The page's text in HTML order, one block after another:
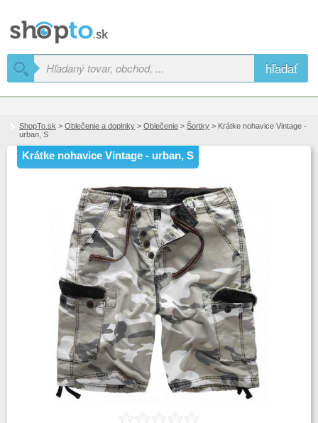
hľadať
ShopTo.sk > Oblečenie a doplnky > Oblečenie > Šortky > Krátke nohavice Vintage -
urban, S
Krátke nohavice Vintage - urban, S